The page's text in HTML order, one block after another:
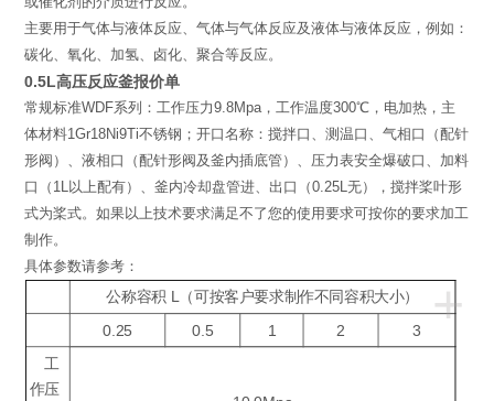
主要用于气体与液体反应、气体与气体反应及液体与液体反应，例如：
碳化、氧化、加氢、卤化、聚合等反应。
0.5L高压反应釜报价单
常规标准WDF系列：工作压力9.8Mpa，工作温度300℃，电加热，主
体材料1Gr18Ni9Ti不锈钢；开口名称：搅拌口、测温口、气相口（配针
形阀）、液相口（配针形阀及釜内插底管）、压力表安全爆破口、加料
口（1L以上配有）、釜内冷却盘管进、出口（0.25L无），搅拌桨叶形
式为桨式。如果以上技术要求满足不了您的使用要求可按你的要求加工
制作。
具体参数请参考：
+
公称容积 L（可按客户要求制作不同容积大小）
0.25
0.5 1 2 3
工
作压